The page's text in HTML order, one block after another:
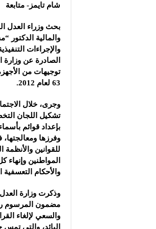
شام تايمز- متابعة
بحث وزراء العدل
والمالية الدكتور
والإجراءات
الصادرة عن وزارة
توجيهات من
63 لعام 2012.
وجرى، خلال
تشكيل اللجان
بإعداد قوائم
للقوانين
المواطنين وإنهاء
والأحكام
وذكرت وزارة العدل
والسعي لإلغاء
البائد، والتي